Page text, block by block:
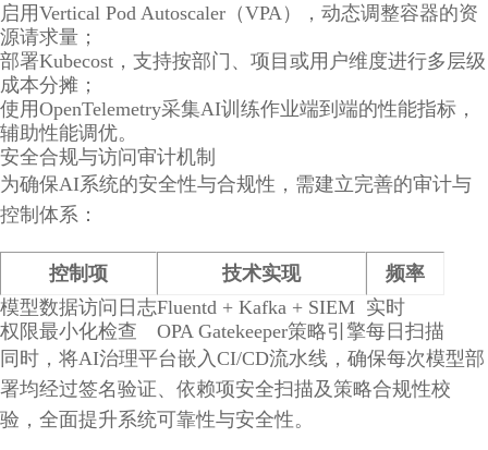
启用Vertical Pod Autoscaler（VPA），动态调整容器的资
源请求量；
部署Kubecost，支持按部门、项目或用户维度进行多层级
成本分摊；
使用OpenTelemetry采集AI训练作业端到端的性能指标，
辅助性能调优。
安全合规与访问审计机制
为确保AI系统的安全性与合规性，需建立完善的审计与
控制体系：
控制项 技术实现
频率
模型数据访问日志Fluentd + Kafka + SIEM 实时
权限最小化检查
OPA Gatekeeper策略引擎每日扫描
同时，将AI治理平台嵌入CI/CD流水线，确保每次模型部
署均经过签名验证、依赖项安全扫描及策略合规性校
验，全面提升系统可靠性与安全性。